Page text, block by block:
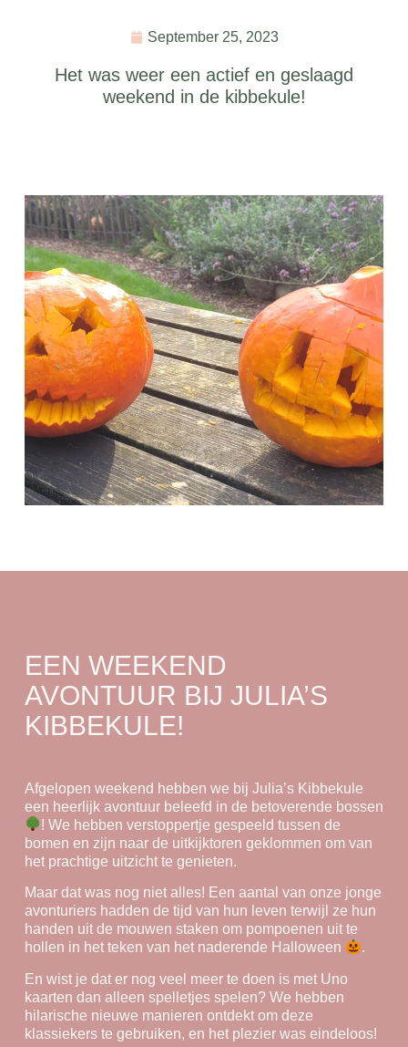
September 25, 2023
Het was weer een actief en geslaagd
weekend in de kibbekule!
EEN WEEKEND
AVONTUUR BIJ JULIA’S
KIBBEKULE!
Afgelopen weekend hebben we bij Julia’s Kibbekule
een heerlijk avontuur beleefd in de betoverende bossen
! We hebben verstoppertje gespeeld tussen de
bomen en zijn naar de uitkijktoren geklommen om van
het prachtige uitzicht te genieten.
Maar dat was nog niet alles! Een aantal van onze jonge
avonturiers hadden de tijd van hun leven terwijl ze hun
handen uit de mouwen staken om pompoenen uit te
hollen in het teken van het naderende Halloween
.
En wist je dat er nog veel meer te doen is met Uno
kaarten dan alleen spelletjes spelen? We hebben
hilarische nieuwe manieren ontdekt om deze
klassiekers te gebruiken, en het plezier was eindeloos!